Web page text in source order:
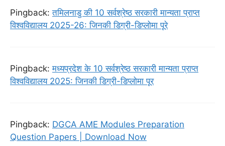
Pingback:तमिलनाडु की 10 सर्वश्रेष्ठ सरकारी मान्यता प्राप्त
विश्वविद्यालय 2025-26: जिनकी डिग्री-डिप्लोमा पूरे
Pingback:मध्यप्रदेश के 10 सर्वश्रेष्ठ सरकारी मान्यता प्राप्त
विश्वविद्यालय 2025: जिनकी डिग्री-डिप्लोमा पूर
Pingback: DGCA AME Modules Preparation
Question Papers | Download Now